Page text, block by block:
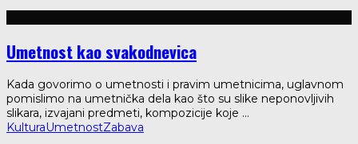
Umetnost kao svakodnevica
Kada govorimo o umetnosti i pravim umetnicima, uglavnom
pomislimo na umetnička dela kao što su slike neponovljivih
slikara, izvajani predmeti, kompozicije koje ...
KulturaUmetnostZabava